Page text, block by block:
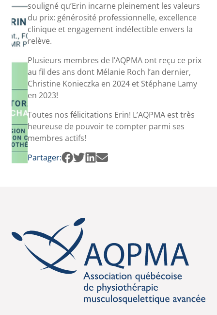
souligné qu’Erin incarne pleinement les valeurs
du prix: générosité professionnelle, excellence
clinique et engagement indéfectible envers la
relève.
Plusieurs membres de l’AQPMA ont reçu ce prix
au fil des ans dont Mélanie Roch l’an dernier,
Christine Konieczka en 2024 et Stéphane Lamy
en 2023!
Toutes nos félicitations Erin! L’AQPMA est très
heureuse de pouvoir te compter parmi ses
membres actifs!
Partager: